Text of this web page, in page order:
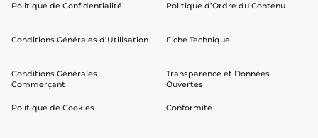
Politique de Confidentialité
Conditions Générales d’Utilisation
Conditions Générales
Commerçant
Politique de Cookies
Politique d’Ordre du Contenu
Fiche Technique
Transparence et Données
Ouvertes
Conformité